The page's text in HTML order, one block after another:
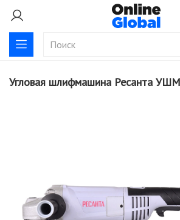
Угловая шлифмашина Ресанта